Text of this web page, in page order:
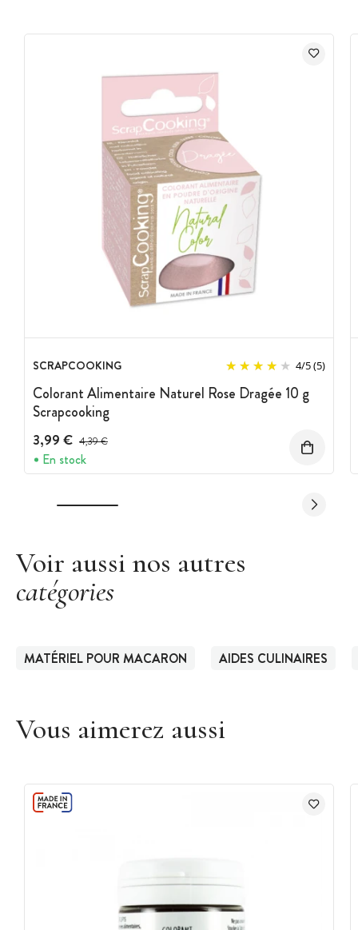
SCRAPCOOKING 4/5(5)
Colorant Alimentaire Naturel Rose Dragée 10 g
Scrapcooking
3,99 € Prix avant réduction :
4,39 €
En stock
Voir aussi nos autres
catégories
MATÉRIEL POUR MACARON AIDES CULINAIRES
Vous aimerez aussi